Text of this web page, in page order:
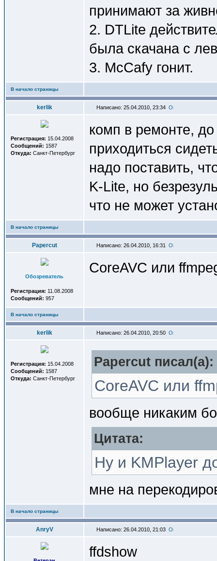
принимают за
2. DTLite
была скачана с
3. McCafy гонит.
В начало страницы
kerlik Написано: 25.04.2010, 23:34
Регистрация: 15.04.2008
Сообщений: 1587
Откуда: Санкт-Петербург
комп в ремонте,
приходиться
надо поставить,
K-Lite, но
что не может
В начало страницы
Papercut Написано: 26.04.2010, 16:31
Обозреватель
Регистрация: 11.08.2008
Сообщений: 957
CoreAVC или
В начало страницы
kerlik Написано: 26.04.2010, 20:50
Регистрация: 15.04.2008
Сообщений: 1587
Откуда: Санкт-Петербург
Papercut писал(a):
CoreAVC или
вообще никаким
Цитата:
Ну и KMPlayer
мне на
В начало страницы
AnryV Написано: 26.04.2010, 21:03
ffdshow